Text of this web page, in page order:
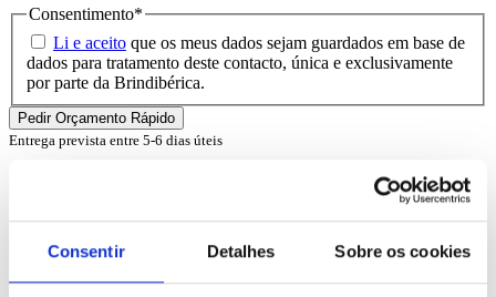
Consentir Detalhes Sobre os cookies
Consentimento*
Li e aceito que os meus dados sejam guardados em base de
dados para tratamento deste contacto, única e exclusivamente
por parte da Brindibérica.
Entrega prevista entre 5-6 dias úteis
Comprar